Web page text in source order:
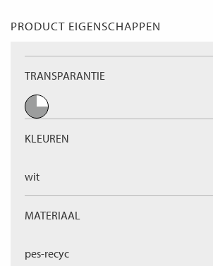
PRODUCT EIGENSCHAPPEN
TRANSPARANTIE
KLEUREN
wit
MATERIAAL
pes-recyc